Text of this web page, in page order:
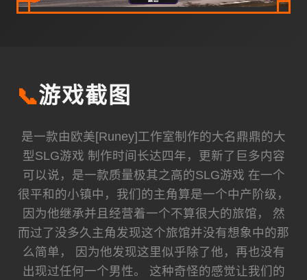
📞游戏截图
是一款由欧美[Runey]工作室制作的大名鼎鼎的大
型SLG游戏 制作时间长达四年，更新了巨多内容
可以说，是一款质量极其之高的SLG游戏 在一个
很平和的小镇中，我们的主角算是一个中产阶级，
因为他继承并且经营着一个不算很大的旅馆， 然
而过了没多久主角发现这个旅馆并没有想象中的那
么简单， 因为他发现这里似乎除了他，再也没有
出现过任何一个男性。 这种奇怪的感觉让我们的